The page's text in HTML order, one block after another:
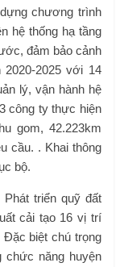
chương trình
hệ thống hạ tầng
đảm bảo cảnh
2025 với 14
lý, vận hành hệ
công ty thực hiện
gom, 42.223km
cầu. . Khai thông
bộ.
Phát triển quỹ đất
cải tạo 16 vị trí
biệt chú trọng
chức năng huyện